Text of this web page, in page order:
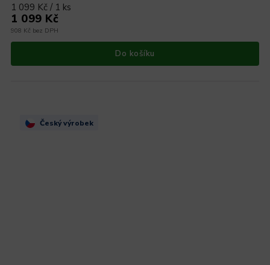
908 Kč bez DPH
1 099 Kč
1 099 Kč / 1 ks
Do košíku
Český výrobek